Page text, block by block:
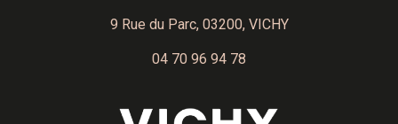
9 Rue du Parc, 03200, VICHY
04 70 96 94 78